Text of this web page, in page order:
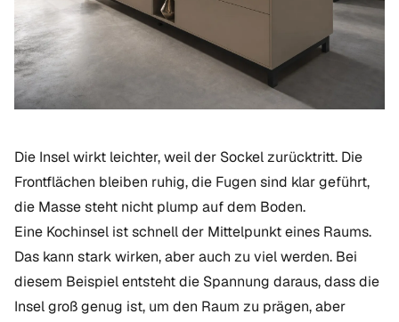
Die Insel wirkt leichter, weil der Sockel zurücktritt. Die
Frontflächen bleiben ruhig, die Fugen sind klar geführt,
die Masse steht nicht plump auf dem Boden.
Eine Kochinsel ist schnell der Mittelpunkt eines Raums.
Das kann stark wirken, aber auch zu viel werden. Bei
diesem Beispiel entsteht die Spannung daraus, dass die
Insel groß genug ist, um den Raum zu prägen, aber